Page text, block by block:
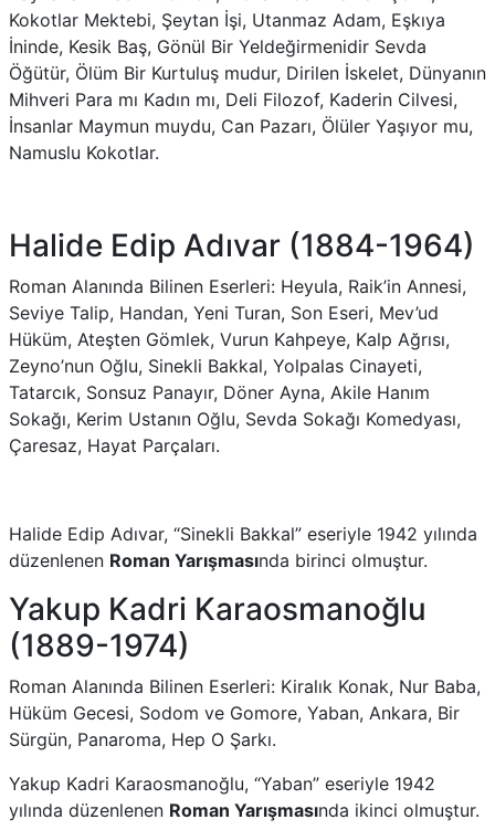
Kokotlar Mektebi, Şeytan İşi, Utanmaz Adam, Eşkıya
İninde, Kesik Baş, Gönül Bir Yeldeğirmenidir Sevda
Öğütür, Ölüm Bir Kurtuluş mudur, Dirilen İskelet, Dünyanın
Mihveri Para mı Kadın mı, Deli Filozof, Kaderin Cilvesi,
İnsanlar Maymun muydu, Can Pazarı, Ölüler Yaşıyor mu,
Namuslu Kokotlar.
Halide Edip Adıvar (1884-1964)
Roman Alanında Bilinen Eserleri: Heyula, Raik’in Annesi,
Seviye Talip, Handan, Yeni Turan, Son Eseri, Mev’ud
Hüküm, Ateşten Gömlek, Vurun Kahpeye, Kalp Ağrısı,
Zeyno’nun Oğlu, Sinekli Bakkal, Yolpalas Cinayeti,
Tatarcık, Sonsuz Panayır, Döner Ayna, Akile Hanım
Sokağı, Kerim Ustanın Oğlu, Sevda Sokağı Komedyası,
Çaresaz, Hayat Parçaları.
Halide Edip Adıvar, “Sinekli Bakkal” eseriyle 1942 yılında
düzenlenen Roman Yarışmasında birinci olmuştur.
Yakup Kadri Karaosmanoğlu
(1889-1974)
Roman Alanında Bilinen Eserleri: Kiralık Konak, Nur Baba,
Hüküm Gecesi, Sodom ve Gomore, Yaban, Ankara, Bir
Sürgün, Panaroma, Hep O Şarkı.
Yakup Kadri Karaosmanoğlu, “Yaban” eseriyle 1942
yılında düzenlenen Roman Yarışmasında ikinci olmuştur.